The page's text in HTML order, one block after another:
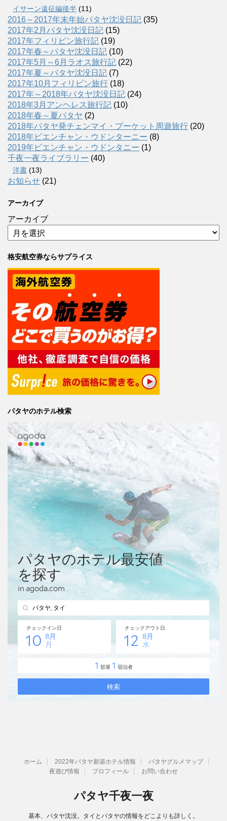
イサーン遠征編後半 (11)
2016～2017年末年始パタヤ沈没日記 (35)
2017年2月パタヤ沈没日記 (15)
2017年フィリピン旅行記 (19)
2017年春～パタヤ沈没日記 (10)
2017年5月～6月ラオス旅行記 (22)
2017年夏～パタヤ沈没日記 (7)
2017年10月フィリピン旅行 (18)
2017年～2018年パタヤ沈没日記 (24)
2018年3月アンヘレス旅行記 (10)
2018年春～夏パタヤ (2)
2018年パタヤ発チェンマイ・プーケット周遊旅行 (20)
2018年ビエンチャン・ウドンターニー (8)
2019年ビエンチャン・ウドンタニー (1)
千夜一夜ライブラリー (40)
洋書 (13)
お知らせ (21)
アーカイブ
アーカイブ
格安航空券ならサプライス
パタヤのホテル検索
ホーム 2022年パタヤ新築ホテル情報
パタヤグルメマップ
夜遊び情報
プロフィール お問い合わせ
パタヤ千夜一夜
基本、パタヤ沈没。タイとパタヤの情報をどこよりも詳しく。